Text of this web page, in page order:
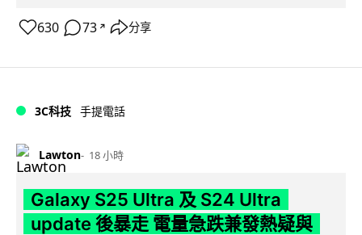
630 73 ↗ 分享
3C科技 手提電話
Lawton 18 小時
Galaxy S25 Ultra 及 S24 Ultra
update 後暴走 電量急跌兼發熱疑與